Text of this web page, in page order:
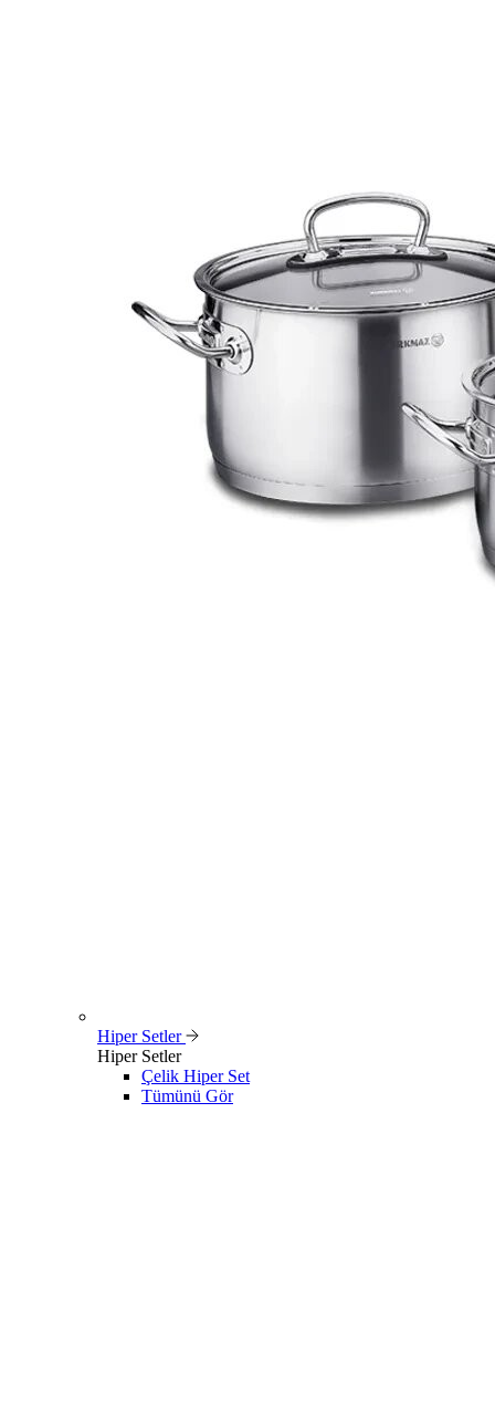
Hiper Setler
Hiper Setler
Çelik Hiper Set
Tümünü Gör